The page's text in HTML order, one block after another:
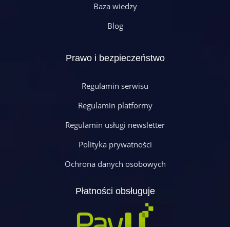
Baza wiedzy
Blog
Prawo i bezpieczeństwo
Regulamin serwisu
Regulamin platformy
Regulamin usługi newsletter
Polityka prywatności
Ochrona danych osobowych
Płatności obsługuje